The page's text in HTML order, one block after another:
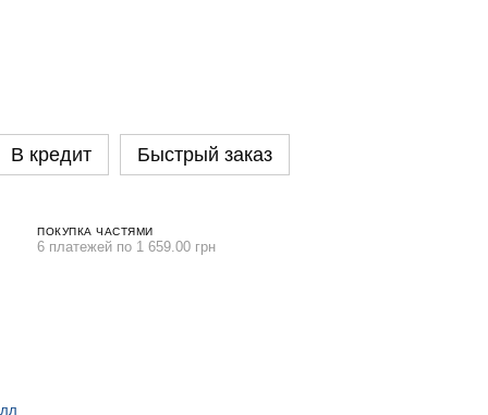
В кредит Быстрый заказ
ПОКУПКА ЧАСТЯМИ
6 платежей по 1 659.00 грн